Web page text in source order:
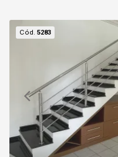
Cód.5283